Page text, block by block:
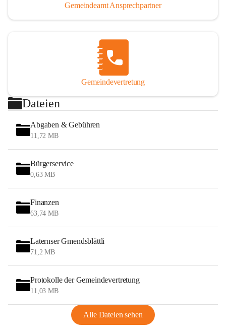
Gemeindeamt Ansprechpartner
Gemeindevertretung
Dateien
Abgaben & Gebühren
11,72 MB
Bürgerservice
0,63 MB
Finanzen
63,74 MB
Laternser Gmendsblättli
71,2 MB
Protokolle der Gemeindevertretung
11,03 MB
Alle Dateien sehen